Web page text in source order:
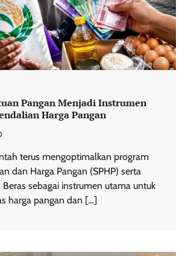
Pangan Menjadi Instrumen
Harga Pangan
terus mengoptimalkan program
dan Harga Pangan (SPHP) serta
Beras sebagai instrumen utama untuk
harga pangan dan […]